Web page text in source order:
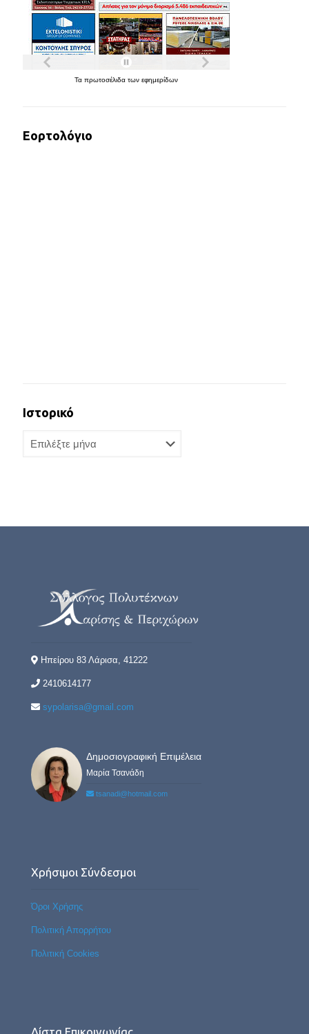
Τα πρωτοσέλιδα των εφημερίδων
Εορτολόγιο
Ιστορικό
Ηπείρου 83 Λάρισα, 41222
2410614177
sypolarisa@gmail.com
Δημοσιογραφική Επιμέλεια
Μαρία Τσανάδη
tsanadi@hotmail.com
Χρήσιμοι Σύνδεσμοι
Όροι Χρήσης
Πολιτική Απορρήτου
Πολιτική Cookies
Λίστα Επικοινωνίας